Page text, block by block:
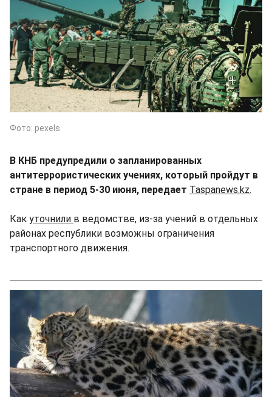
Фото: pexels
В КНБ предупредили о запланированных
антитеррористических учениях, который пройдут в
стране в период 5-30 июня, передает Taspanews.kz.
Как уточнили в ведомстве, из-за учений в отдельных
районах республики возможны ограничения
транспортного движения.